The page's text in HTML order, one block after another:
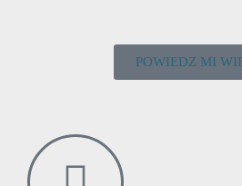
POWIEDZ MI